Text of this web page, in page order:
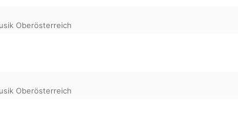
Oberösterreich
Oberösterreich